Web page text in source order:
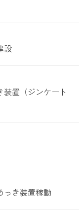
設
置（ジンケート
っき装置稼動